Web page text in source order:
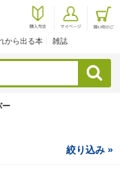
から出る本 雑誌
検索
ー
絞り込み »